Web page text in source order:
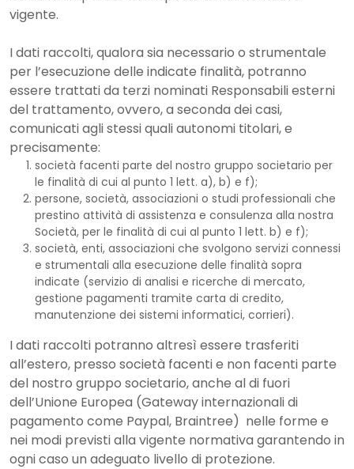
vigente.
I dati raccolti, qualora sia necessario o strumentale
per l’esecuzione delle indicate finalità, potranno
essere trattati da terzi nominati Responsabili esterni
del trattamento, ovvero, a seconda dei casi,
comunicati agli stessi quali autonomi titolari, e
precisamente:
società facenti parte del nostro gruppo societario per
le finalità di cui al punto 1 lett. a), b) e f);
persone, società, associazioni o studi professionali che
prestino attività di assistenza e consulenza alla nostra
Società, per le finalità di cui al punto 1 lett. b) e f);
società, enti, associazioni che svolgono servizi connessi
e strumentali alla esecuzione delle finalità sopra
indicate (servizio di analisi e ricerche di mercato,
gestione pagamenti tramite carta di credito,
manutenzione dei sistemi informatici, corrieri).
I dati raccolti potranno altresì essere trasferiti
all’estero, presso società facenti e non facenti parte
del nostro gruppo societario, anche al di fuori
dell’Unione Europea (Gateway internazionali di
pagamento come Paypal, Braintree) nelle forme e
nei modi previsti alla vigente normativa garantendo in
ogni caso un adeguato livello di protezione.